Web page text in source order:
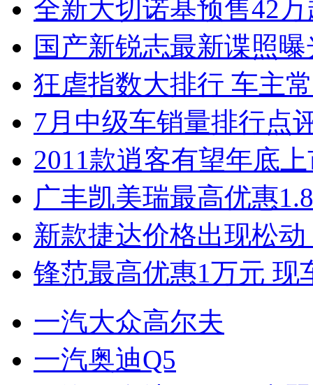
全新大切诺基预售42
国产新锐志最新谍照
狂虐指数大排行 车主
7月中级车销量排行点
2011款逍客有望年底
广丰凯美瑞最高优惠
新款捷达价格出现松
锋范最高优惠1万元 现
一汽大众高尔夫
一汽奥迪Q5